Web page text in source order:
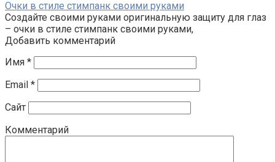
Очки в стиле стимпанк своими руками
Создайте своими руками оригинальную защиту для глаз
– очки в стиле стимпанк своими руками,
Добавить комментарий
Имя *
Email *
Сайт
Комментарий